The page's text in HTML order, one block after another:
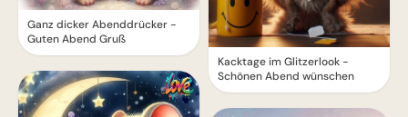
Ganz dicker Abenddrücker -
Guten Abend Gruß
Kacktage im Glitzerlook -
Schönen Abend wünschen